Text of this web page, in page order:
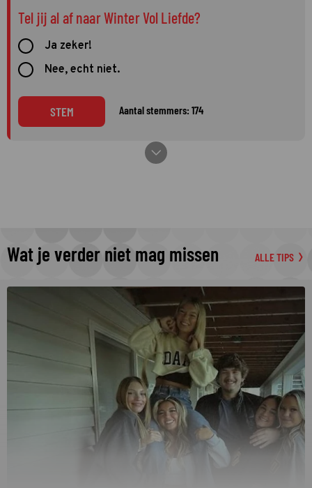
Tel jij al af naar Winter Vol Liefde?
Ja zeker!
Nee, echt niet.
STEM Aantal stemmers: 174
Wat je verder niet mag missen ALLE TIPS